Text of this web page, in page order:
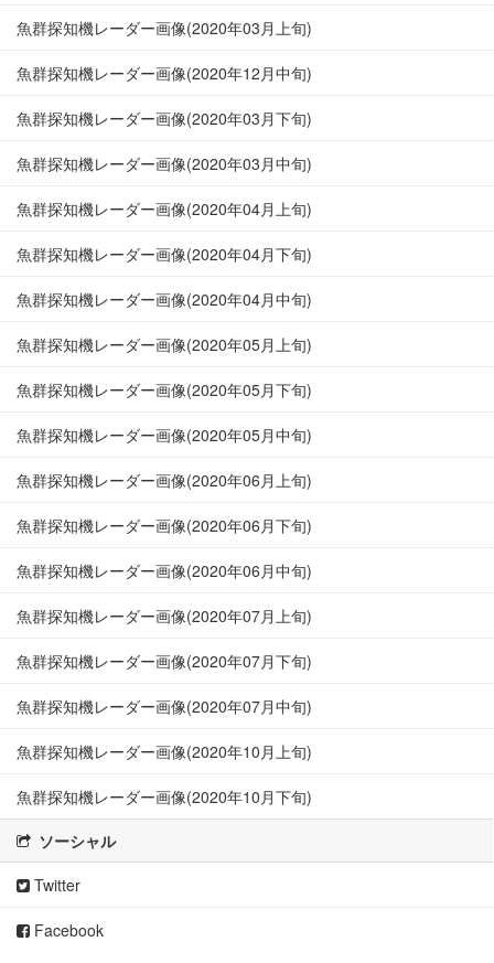
魚群探知機レーダー画像(2020年03月上旬)
魚群探知機レーダー画像(2020年12月中旬)
魚群探知機レーダー画像(2020年03月下旬)
魚群探知機レーダー画像(2020年03月中旬)
魚群探知機レーダー画像(2020年04月上旬)
魚群探知機レーダー画像(2020年04月下旬)
魚群探知機レーダー画像(2020年04月中旬)
魚群探知機レーダー画像(2020年05月上旬)
魚群探知機レーダー画像(2020年05月下旬)
魚群探知機レーダー画像(2020年05月中旬)
魚群探知機レーダー画像(2020年06月上旬)
魚群探知機レーダー画像(2020年06月下旬)
魚群探知機レーダー画像(2020年06月中旬)
魚群探知機レーダー画像(2020年07月上旬)
魚群探知機レーダー画像(2020年07月下旬)
魚群探知機レーダー画像(2020年07月中旬)
魚群探知機レーダー画像(2020年10月上旬)
魚群探知機レーダー画像(2020年10月下旬)
ソーシャル
Twitter
Facebook